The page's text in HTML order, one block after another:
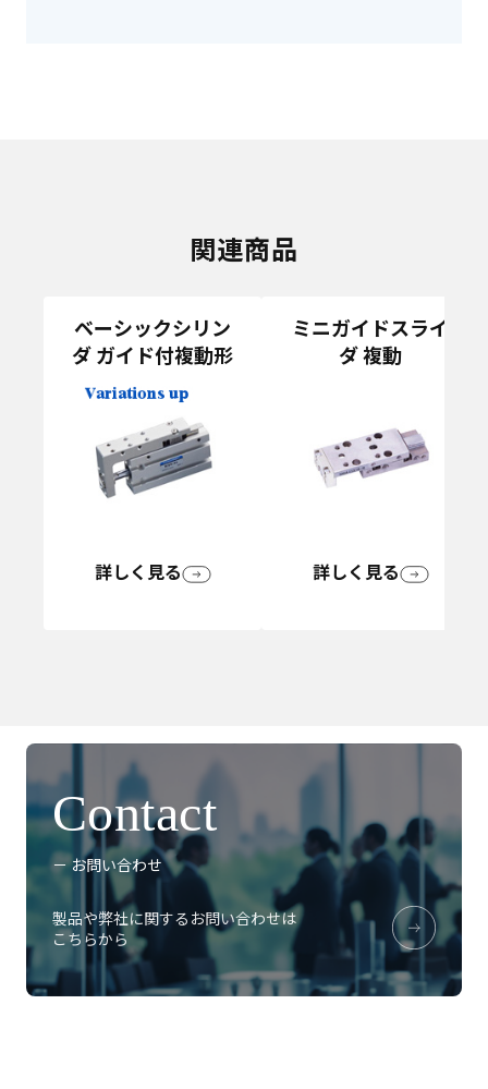
関連商品
ベーシックシリン
ダ ガイド付複動形
詳しく見る
ミニガイドスライ
ダ 複動
詳しく見る
Contact
－ お問い合わせ
製品や弊社に関するお問い合わせは
こちらから